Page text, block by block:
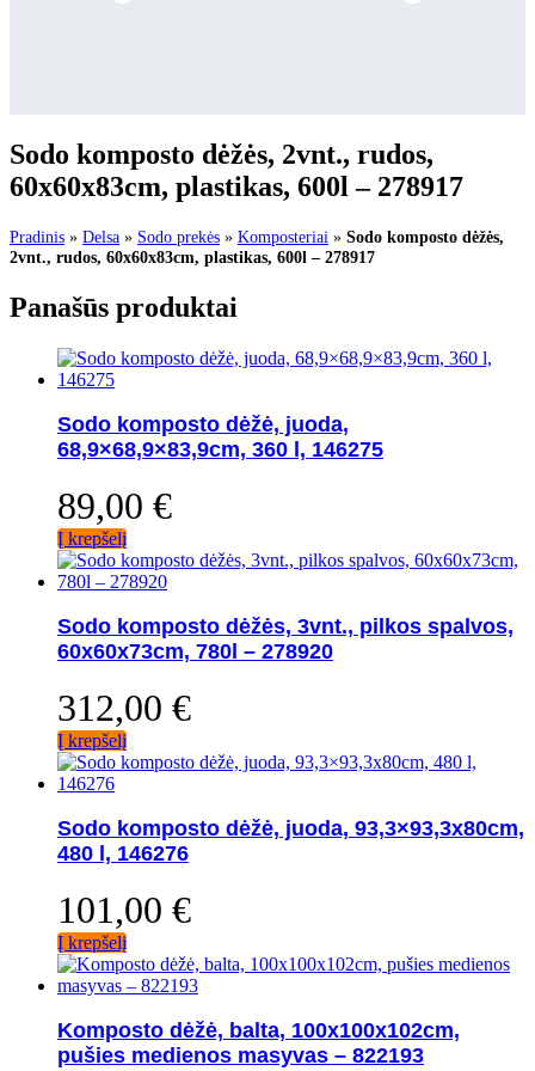
Sodo komposto dėžės, 2vnt., rudos,
60x60x83cm, plastikas, 600l – 278917
Pradinis » Delsa » Sodo prekės » Komposteriai » Sodo komposto dėžės,
2vnt., rudos, 60x60x83cm, plastikas, 600l – 278917
Panašūs produktai
Sodo komposto dėžė, juoda,
68,9×68,9×83,9cm, 360 l, 146275
89,00 €
Į krepšelį
Sodo komposto dėžės, 3vnt., pilkos spalvos,
60x60x73cm, 780l – 278920
312,00 €
Į krepšelį
Sodo komposto dėžė, juoda, 93,3×93,3x80cm,
480 l, 146276
101,00 €
Į krepšelį
Komposto dėžė, balta, 100x100x102cm,
pušies medienos masyvas – 822193